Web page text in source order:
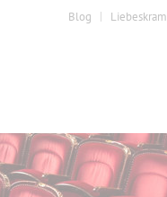
Blog Liebeskram